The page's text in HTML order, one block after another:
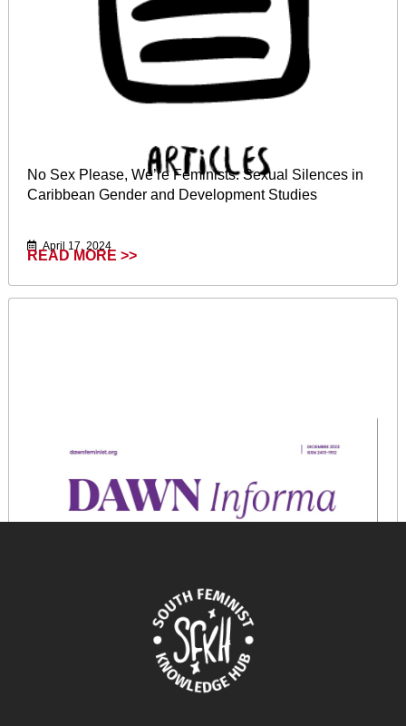
No Sex Please, We’re Feminists: Sexual Silences in
Caribbean Gender and Development Studies
April 17, 2024
READ MORE >>